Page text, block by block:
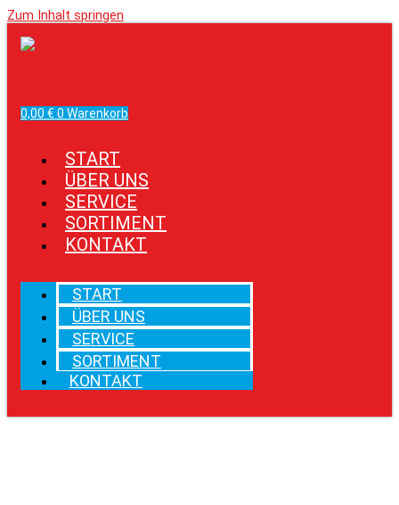
Zum Inhalt springen
0,00 € 0 Warenkorb
START
ÜBER UNS
SERVICE
SORTIMENT
KONTAKT
START
ÜBER UNS
SERVICE
SORTIMENT
KONTAKT